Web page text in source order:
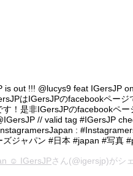
is out !!! @lucys9 feat IGersJP
はIGersJPのfacebookページ
す！是非IGersJPのfacebookペー
// valid tag #IGersJP
:
ズジャパン #日本 #japan #写真
☺︎ IGersJPさん(@igersjp)がシェア